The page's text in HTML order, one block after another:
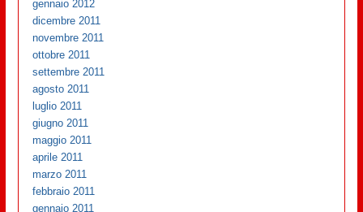
gennaio 2012
dicembre 2011
novembre 2011
ottobre 2011
settembre 2011
agosto 2011
luglio 2011
giugno 2011
maggio 2011
aprile 2011
marzo 2011
febbraio 2011
gennaio 2011